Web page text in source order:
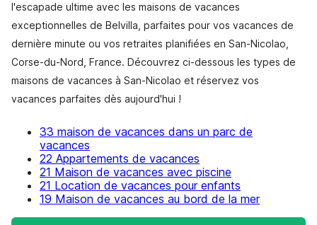
l'escapade ultime avec les maisons de vacances
exceptionnelles de Belvilla, parfaites pour vos vacances de
dernière minute ou vos retraites planifiées en San-Nicolao,
Corse-du-Nord, France. Découvrez ci-dessous les types de
maisons de vacances à San-Nicolao et réservez vos
vacances parfaites dès aujourd'hui !
33 maison de vacances dans un parc de
vacances
22 Appartements de vacances
21 Maison de vacances avec piscine
21 Location de vacances pour enfants
19 Maison de vacances au bord de la mer